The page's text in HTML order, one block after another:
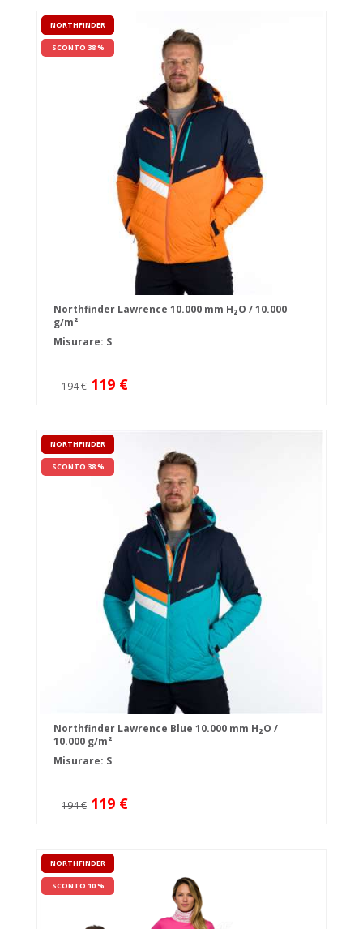
NORTHFINDER
SCONTO 38 %
Northfinder Lawrence 10.000 mm H₂O / 10.000
g/m²
Misurare: S
194 € 119 €
NORTHFINDER
SCONTO 38 %
Northfinder Lawrence Blue 10.000 mm H₂O /
10.000 g/m²
Misurare: S
194 € 119 €
NORTHFINDER
SCONTO 10 %